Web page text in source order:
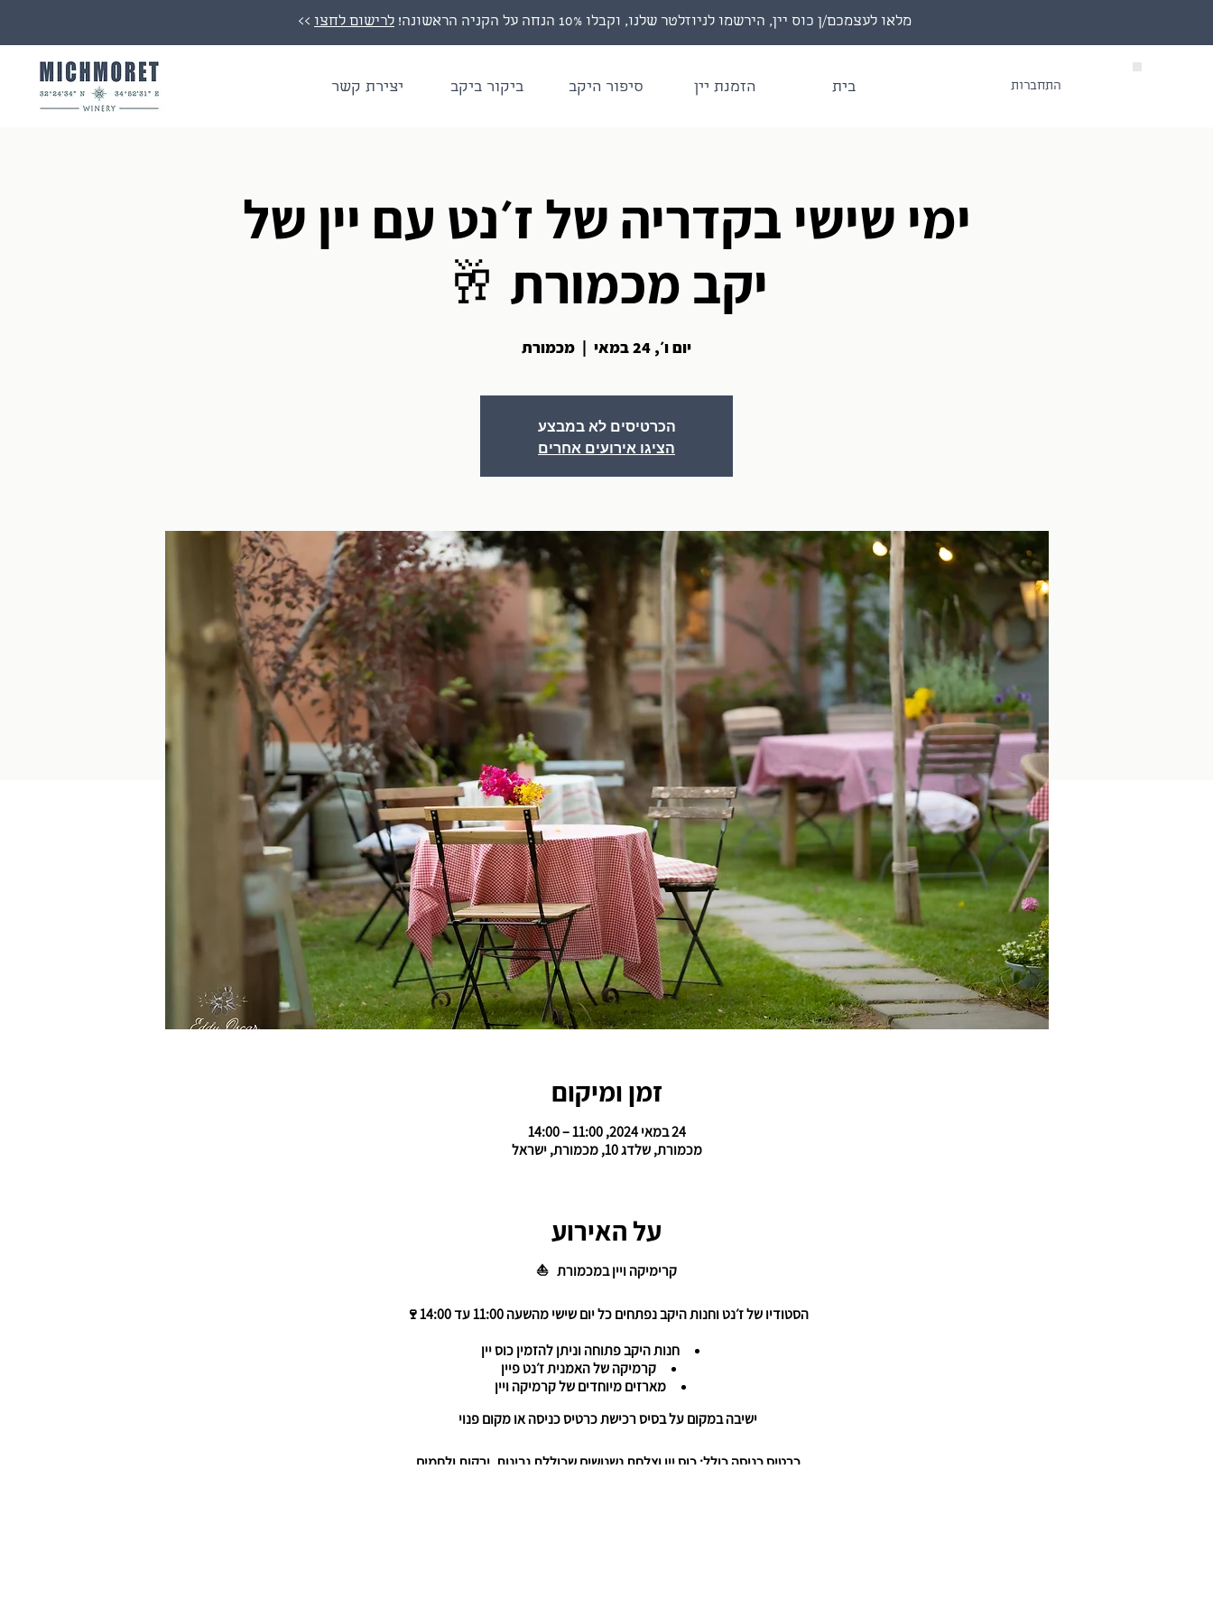
מלאו לעצמכם/ן כוס יין, הירשמו לניוזלטר שלנו, וקבלו 10% הנחה על הקניה הראשונה! לרישום לחצו >>
בית הזמנת יין סיפור היקב ביקור ביקב יצירת קשר התחברות
ימי שישי בקדריה של ז׳נט עם יין של
יקב מכמורת 🥂
יום ו׳, 24 במאי
  |
מכמורת
הכרטיסים לא במבצע
הציגו אירועים אחרים
זמן ומיקום
24 במאי 2024, 11:00 – 14:00
מכמורת, שלדג 10, מכמורת, ישראל
על האירוע
קרימיקה ויין במכמורת ⛵️
הסטודיו של ז׳נט וחנות היקב נפתחים כל יום שישי מהשעה 11:00 עד 14:00🍷
חנות היקב פתוחה וניתן להזמין כוס יין
קרמיקה של האמנית ז׳נט פיין
מארזים מיוחדים של קרמיקה ויין
ישיבה במקום על בסיס רכישת כרטיס כניסה או מקום פנוי
כרטיס כניסה כולל: כוס יין וצלחת נשנושים שכוללת גבינות, ירקות ולחמים